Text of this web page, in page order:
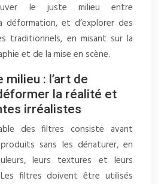
le juste milieu entre
déformation, et d’explorer des
traditionnels, en misant sur la
et de la mise en scène.
: l’art de
la réalité et
irréalistes
des filtres consiste avant
sans les dénaturer, en
leurs textures et leurs
filtres doivent être utilisés